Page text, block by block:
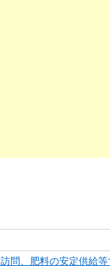
問、肥料の安定供給